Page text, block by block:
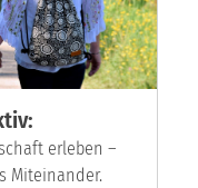
erleben –
Miteinander.